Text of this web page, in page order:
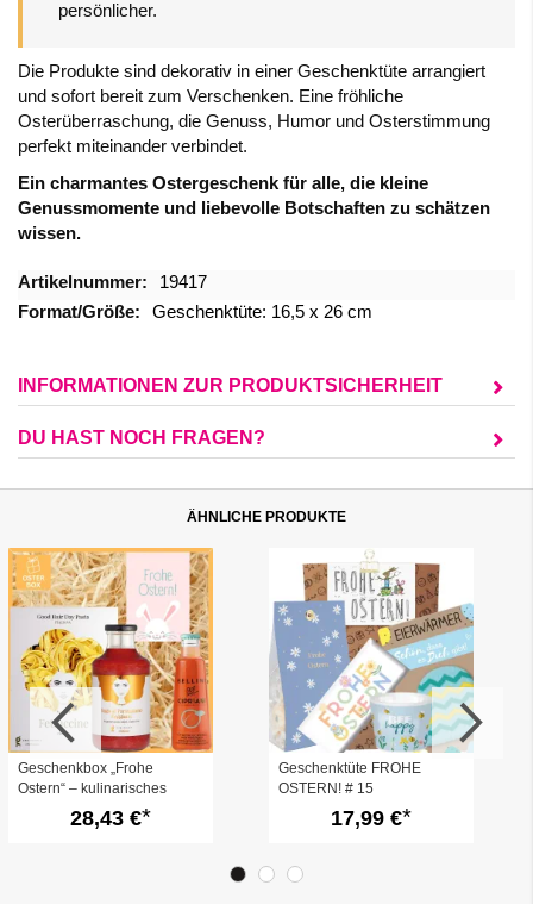
persönlicher.
Die Produkte sind dekorativ in einer Geschenktüte arrangiert
und sofort bereit zum Verschenken. Eine fröhliche
Osterüberraschung, die Genuss, Humor und Osterstimmung
perfekt miteinander verbindet.
Ein charmantes Ostergeschenk für alle, die kleine
Genussmomente und liebevolle Botschaften zu schätzen
wissen.
Mehr
Informationen
19417
Geschenktüte: 16,5 x 26 cm
INFORMATIONEN ZUR PRODUKTSICHERHEIT
DU HAST NOCH FRAGEN?
ÄHNLICHE PRODUKTE
Geschenkbox „Frohe
Ostern“ – kulinarisches
Ostergeschenk (Set 1)
28,43 €
Geschenktüte FROHE
OSTERN! # 15
17,99 €